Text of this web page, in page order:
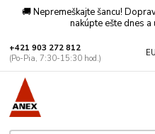
🚚 Nepremeškajte šancu!
nakúpte ešte dnes
+421 903 272 812
(Po-Pia, 7:30-15:30 hod.)